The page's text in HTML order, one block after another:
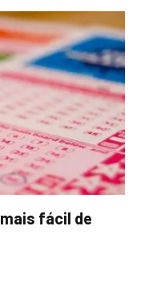
fácil de